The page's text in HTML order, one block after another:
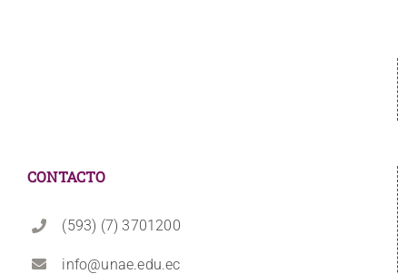
CONTACTO
(593) (7) 3701200
info@unae.edu.ec